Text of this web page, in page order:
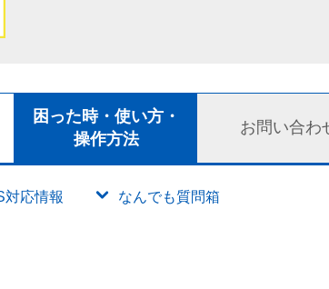
困った時・使い方・
操作方法
お問い合わ
対応情報 なんでも質問箱